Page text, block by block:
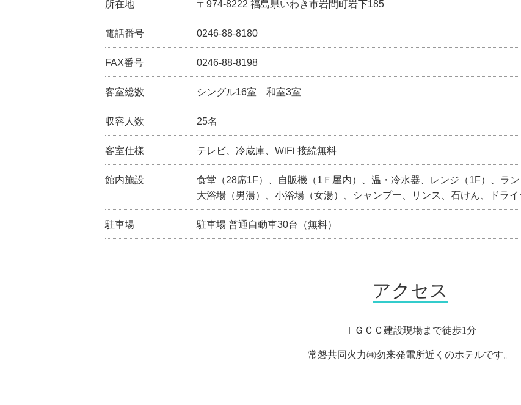
所在地 〒974-8222 福島県いわき市岩間町岩下185
電話番号 0246-88-8180
FAX番号 0246-88-8198
客室総数 シングル16室 和室3室
収容人数 25名
客室仕様 テレビ、冷蔵庫、WiFi 接続無料
館内施設
食堂（28席1F）、自販機（1Ｆ屋内）、温・冷水器、レンジ（1F）、ラン
大浴場（男湯）、小浴場（女湯）、シャンプー、リンス、石けん、ドラ
駐車場 駐車場 普通自動車30台（無料）
アクセス
ＩＧＣＣ建設現場まで徒歩1分
常磐共同火力㈱勿来発電所近くのホテルです。